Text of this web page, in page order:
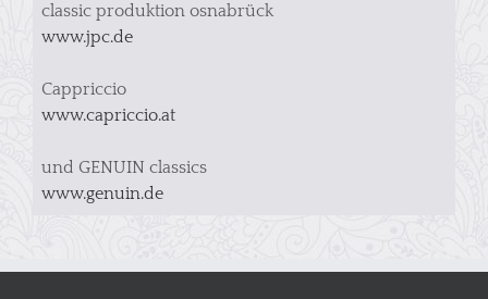
classic produktion osnabrück
www.jpc.de
Cappriccio
www.capriccio.at
und GENUIN classics
www.genuin.de